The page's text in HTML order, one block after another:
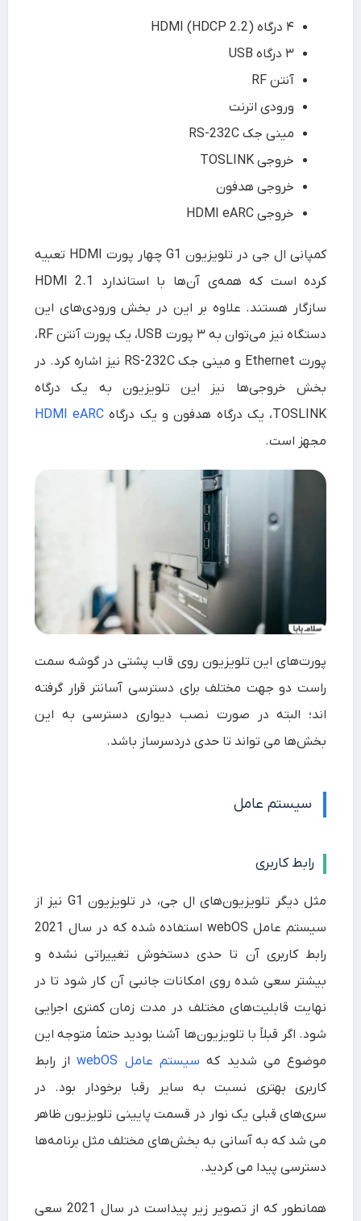
۴ درگاه HDMI (HDCP 2.2)
۳ درگاه USB
آنتن RF
ورودی اترنت
مینی جک RS-232C
خروجی TOSLINK
خروجی هدفون
خروجی HDMI eARC
کمپانی ال جی در تلویزیون G1 چهار پورت HDMI تعبیه
کرده است که همه‌ی آن‌ها با استاندارد HDMI 2.1
سازگار هستند. علاوه بر این در بخش ورودی‌های این
دستگاه نیز می‌توان به ۳ پورت USB، یک پورت آنتن RF،
پورت Ethernet و مینی جک RS-232C نیز اشاره کرد. در
بخش خروجی‌ها نیز این تلویزیون به یک درگاه
TOSLINK، یک درگاه هدفون و یک درگاه
HDMI eARC
مجهز است.
پورت‌های این تلویزیون روی قاب پشتی در گوشه سمت
راست دو جهت مختلف برای دسترسی آسانتر قرار گرفته
اند؛ البته در صورت نصب دیواری دسترسی به این
بخش‌ها می تواند تا حدی دردسرساز باشد.
سیستم عامل
رابط کاربری
مثل دیگر تلویزیون‌های ال جی، در تلویزیون G1 نیز از
سیستم عامل webOS استفاده شده که در سال 2021
رابط کاربری آن تا حدی دستخوش تغییراتی نشده و
بیشتر سعی شده روی امکانات جانبی آن کار شود تا در
نهایت قابلیت‌های مختلف در مدت زمان کمتری اجرایی
شود. اگر قبلاً با تلویزیون‌ها آشنا بودید حتماً متوجه این
موضوع می شدید که سیستم عامل webOS
از رابط
کاربری بهتری نسبت به سایر رقبا برخودار بود. در
سری‌های قبلی یک نوار در قسمت پایینی تلویزیون ظاهر
می شد که به آسانی به بخش‌های مختلف مثل برنامه‌ها
دسترسی پیدا می کردید.
همانطور که از تصویر زیر پیداست در سال 2021 سعی